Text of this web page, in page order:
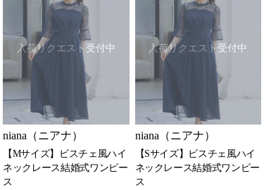
入荷リクエスト受付中
niana（ニアナ）
【Mサイズ】ビスチェ風ハイ
ネックレース結婚式ワンピー
ス
入荷リクエスト受付中
niana（ニアナ）
【Sサイズ】ビスチェ風ハイ
ネックレース結婚式ワンピー
ス